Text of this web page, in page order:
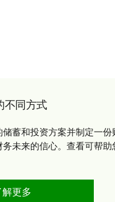
不同方式
储蓄和投资方案并制定一
未来的信心。查看可帮助
解更多